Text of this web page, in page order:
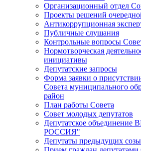
Организационный отдел
Проекты решений
Антикоррупционная
Публичные слушания
Контрольные вопросы
Нормотворческая
инициативы
Депутатские запросы
Форма заявки о
Совета муниципального
район
План работы Совета
Совет молодых депутатов
Депутатское
РОССИЯ"
Депутаты предыдущих